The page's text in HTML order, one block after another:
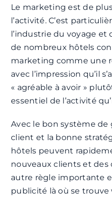
Le marketing est de
l’activité. C’est
l’industrie du voyage et
de nombreux hôtels
marketing comme une
avec l’impression qu’il
« agréable à avoir »
essentiel de l’activité
Avec le bon système
client et la bonne
hôtels peuvent
nouveaux clients et des
autre règle importante
publicité là où se trouve